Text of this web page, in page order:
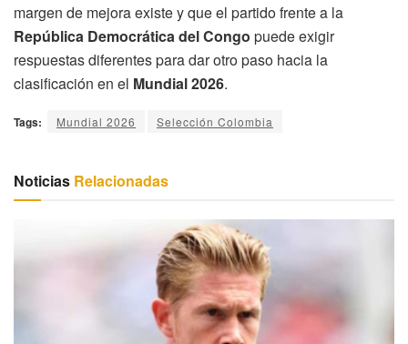
margen de mejora existe y que el partido frente a la
República Democrática del Congo puede exigir
respuestas diferentes para dar otro paso hacia la
clasificación en el Mundial 2026.
Tags: Mundial 2026 Selección Colombia
Noticias Relacionadas